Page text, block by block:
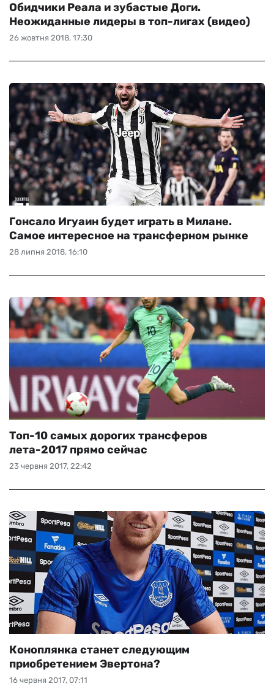
26 жовтня 2018, 17:30
Обидчики Реала и зубастые Доги.
Неожиданные лидеры в топ-лигах (видео)
28 липня 2018, 16:10
Гонсало Игуаин будет играть в Милане.
Самое интересное на трансферном рынке
23 червня 2017, 22:42
Топ-10 самых дорогих трансферов
лета-2017 прямо сейчас
16 червня 2017, 07:11
Коноплянка станет следующим
приобретением Эвертона?